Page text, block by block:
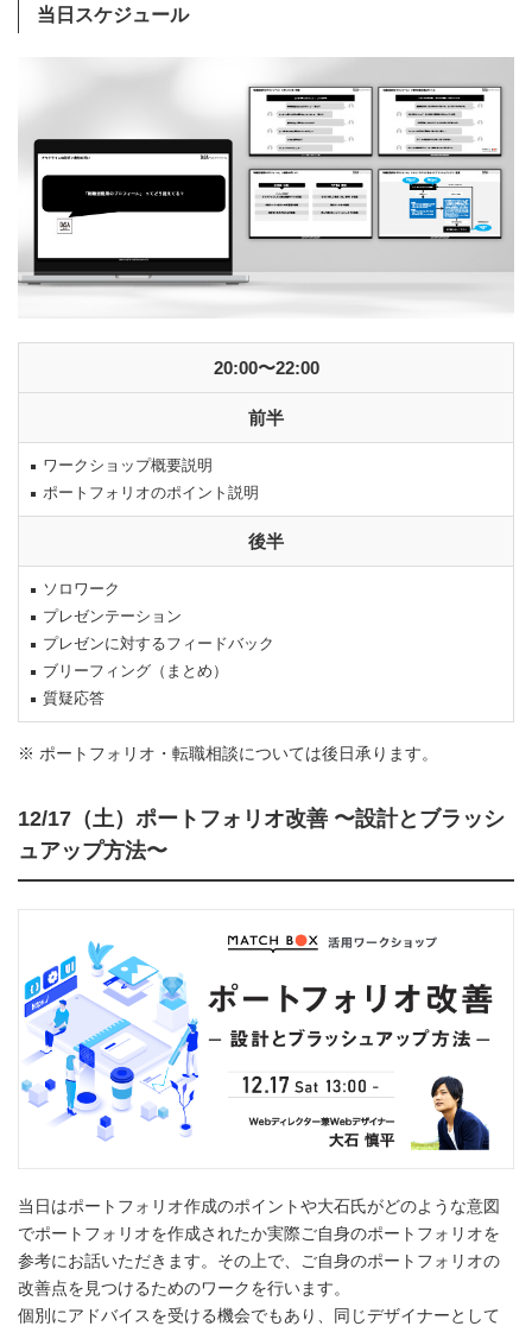
当日スケジュール
20:00〜22:00
前半
ワークショップ概要説明
ポートフォリオのポイント説明
後半
ソロワーク
プレゼンテーション
プレゼンに対するフィードバック
ブリーフィング（まとめ）
質疑応答
※ ポートフォリオ・転職相談については後日承ります。
12/17（土）ポートフォリオ改善 〜設計とブラッシ
ュアップ方法〜
当日はポートフォリオ作成のポイントや大石氏がどのような意図
でポートフォリオを作成されたか実際ご自身のポートフォリオを
参考にお話いただきます。その上で、ご自身のポートフォリオの
改善点を見つけるためのワークを行います。
個別にアドバイスを受ける機会でもあり、同じデザイナーとして